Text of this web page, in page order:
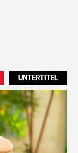
UNTERTITEL